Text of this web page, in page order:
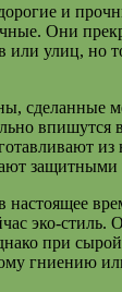
и
Они
или улиц, но
сделанные
настоящее
эко-стиль.
при
гниению